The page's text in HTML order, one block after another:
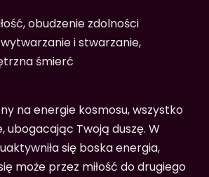
obudzenie zdolności
i stwarzanie,
śmierć
na energie kosmosu, wszystko
ubogacając Twoją duszę. W
się boska energia,
może przez miłość do drugiego